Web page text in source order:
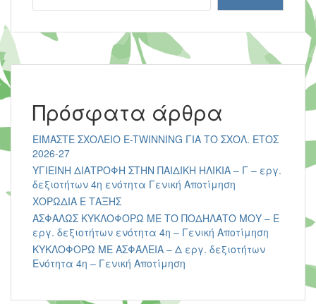
Πρόσφατα άρθρα
ΕΙΜΑΣΤΕ ΣΧΟΛΕΙΟ E-TWINNING ΓΙΑ ΤΟ ΣΧΟΛ. ΕΤΟΣ
2026-27
ΥΓΙΕΙΝΗ ΔΙΑΤΡΟΦΗ ΣΤΗΝ ΠΑΙΔΙΚΗ ΗΛΙΚΙΑ – Γ – εργ.
δεξιοτήτων 4η ενότητα Γενική Αποτίμηση
ΧΟΡΩΔΙΑ Ε ΤΑΞΗΣ
ΑΣΦΑΛΩΣ ΚΥΚΛΟΦΟΡΩ ΜΕ ΤΟ ΠΟΔΗΛΑΤΟ ΜΟΥ – Ε
εργ. δεξιοτήτων ενότητα 4η – Γενική Αποτίμηση
ΚΥΚΛΟΦΟΡΩ ΜΕ ΑΣΦΆΛΕΙΑ – Δ εργ. δεξιοτήτων
Ενότητα 4η – Γενική Αποτίμηση